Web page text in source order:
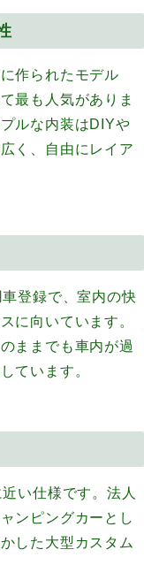
作られたモデル
最も人気がありま
ルな内装はDIYや
く、自由にレイア
登録で、室内の快
に向いています。
ままでも車内が過
ています。
い仕様です。法人
ンピングカーとし
した大型カスタム